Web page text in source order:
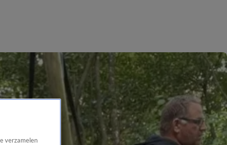
verzamelen